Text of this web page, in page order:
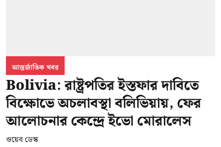
আন্তর্জাতিক খবর
Bolivia: রাষ্ট্রপতির ইস্তফার দাবিতে
বিক্ষোভে অচলাবস্থা বলিভিয়ায়, ফের
আলোচনার কেন্দ্রে ইভো মোরালেস
ওয়েব ডেস্ক